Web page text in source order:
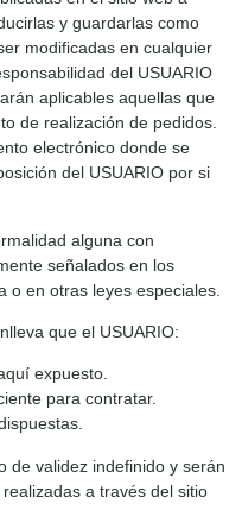
y guardarlas como
modificadas en cualquier
del USUARIO
aplicables aquellas que
de realización de pedidos.
electrónico donde se
del USUARIO por si
alguna con
señalados en los
o en otras leyes especiales.
que el USUARIO:
expuesto.
para contratar.
de validez indefinido y serán
a través del sitio